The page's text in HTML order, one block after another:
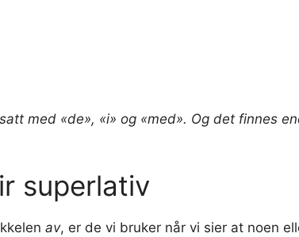
med «de», «i» og «med». Og det finnes
superlativ
av, er de vi bruker når vi sier at noen